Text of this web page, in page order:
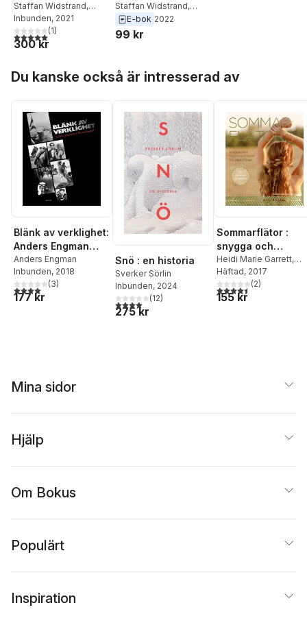
djävulsrockor
Staffan Widstrand,
Magnus Lundgren
Inbunden, 2021
5,0utav 5 stjärnor. Totalt antal röster:
(1)
300 kr
djävulsrockor
Staffan Widstrand,
Magnus Lundgren
E-bok 2022
99 kr
Du kanske också är intresserad av
Blänk av verklighet:
Anders Engman
pressfotograf
Anders Engman
Inbunden, 2018
4,0utav 5 stjärnor. Totalt antal röster:
(3)
177 kr
Snö : en historia
Sverker Sörlin
Inbunden, 2024
4,0utav 5 stjärnor. Totalt antal röster:
(12)
275 kr
Sommarflätor :
snygga och
moderna frisyrer
för alla tillfällen
Heidi Marie Garrett,
Katie Rossi
Häftad, 2017
4,5utav 5 stjärnor.
(2)
155 kr
Mina sidor
Hjälp
Om Bokus
Populärt
Inspiration